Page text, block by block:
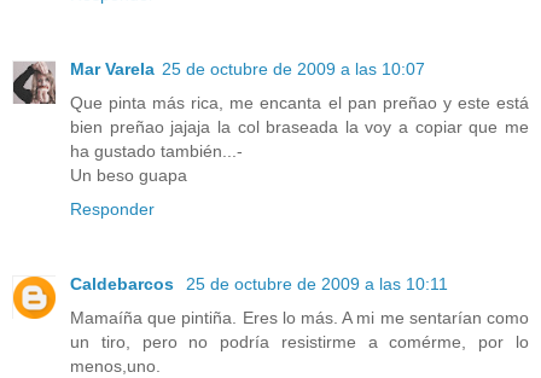
Mar Varela 25 de octubre de 2009 a las 10:07
Que pinta más rica, me encanta el pan preñao y este está
bien preñao jajaja la col braseada la voy a copiar que me
ha gustado también...-
Un beso guapa
Responder
Caldebarcos
25 de octubre de 2009 a las 10:11
Mamaíña que pintiña. Eres lo más. A mi me sentarían como
un tiro, pero no podría resistirme a comérme, por lo
menos,uno.